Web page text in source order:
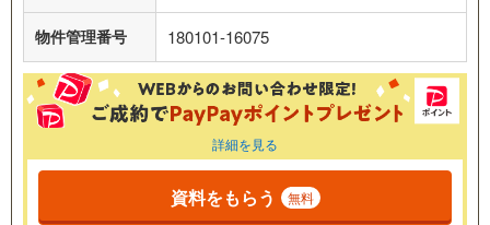
物件管理番号 180101-16075
詳細を見る
資料をもらう 無料